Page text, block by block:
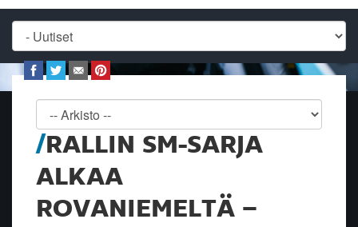
RALLIN SM-SARJA
ALKAA
ROVANIEMELTÄ –